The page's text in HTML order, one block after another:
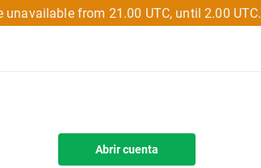
from 21.00 UTC, until 2.00 UTC.
Abrir cuenta